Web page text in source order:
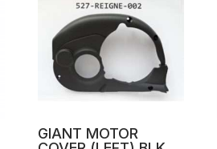
GIANT MOTOR